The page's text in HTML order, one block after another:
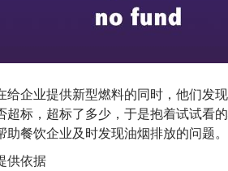
给企业提供新型燃料的同时，他们发
超标，超标了多少，于是抱着试试看
餐饮企业及时发现油烟排放的问题。
供依据